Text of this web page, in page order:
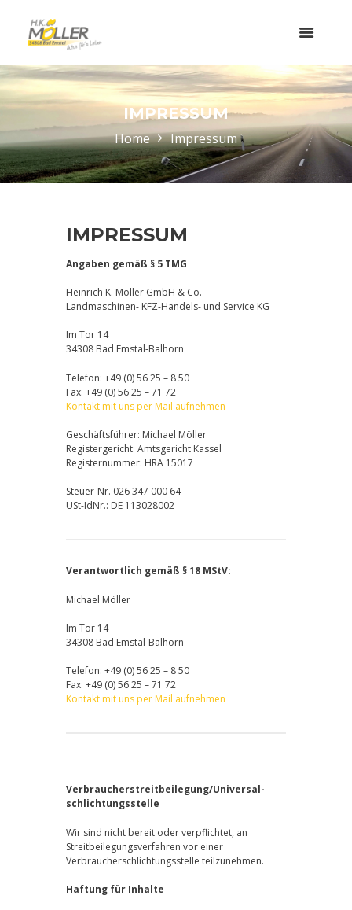
IMPRESSUM
Home Impressum
IMPRESSUM
Angaben gemäß § 5 TMG
Heinrich K. Möller GmbH & Co.
Landmaschinen- KFZ-Handels- und Service KG
Im Tor 14
34308 Bad Emstal-Balhorn
Telefon: +49 (0) 56 25 – 8 50
Fax: +49 (0) 56 25 – 71 72
Kontakt mit uns per Mail aufnehmen
Geschäftsführer: Michael Möller
Registergericht: Amtsgericht Kassel
Registernummer: HRA 15017
Steuer-Nr. 026 347 000 64
USt-IdNr.: DE 113028002
Verantwortlich gemäß § 18 MStV:
Michael Möller
Im Tor 14
34308 Bad Emstal-Balhorn
Telefon: +49 (0) 56 25 – 8 50
Fax: +49 (0) 56 25 – 71 72
Kontakt mit uns per Mail aufnehmen
Verbraucher­streit­beilegung/Universal­
schlichtungs­stelle
Wir sind nicht bereit oder verpflichtet, an
Streitbeilegungsverfahren vor einer
Verbraucherschlichtungsstelle teilzunehmen.
Haftung für Inhalte